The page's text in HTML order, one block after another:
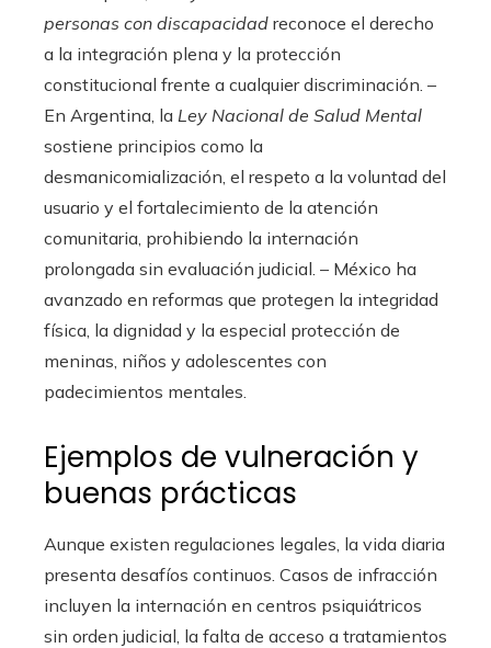
personas con discapacidad reconoce el derecho
a la integración plena y la protección
constitucional frente a cualquier discriminación. –
En Argentina, la Ley Nacional de Salud Mental
sostiene principios como la
desmanicomialización, el respeto a la voluntad del
usuario y el fortalecimiento de la atención
comunitaria, prohibiendo la internación
prolongada sin evaluación judicial. – México ha
avanzado en reformas que protegen la integridad
física, la dignidad y la especial protección de
meninas, niños y adolescentes con
padecimientos mentales.
Ejemplos de vulneración y
buenas prácticas
Aunque existen regulaciones legales, la vida diaria
presenta desafíos continuos. Casos de infracción
incluyen la internación en centros psiquiátricos
sin orden judicial, la falta de acceso a tratamientos